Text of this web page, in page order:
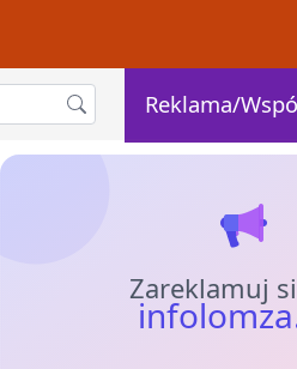
Reklama/
Zareklamuj